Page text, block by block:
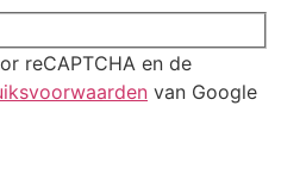
reCAPTCHA en de
van Google